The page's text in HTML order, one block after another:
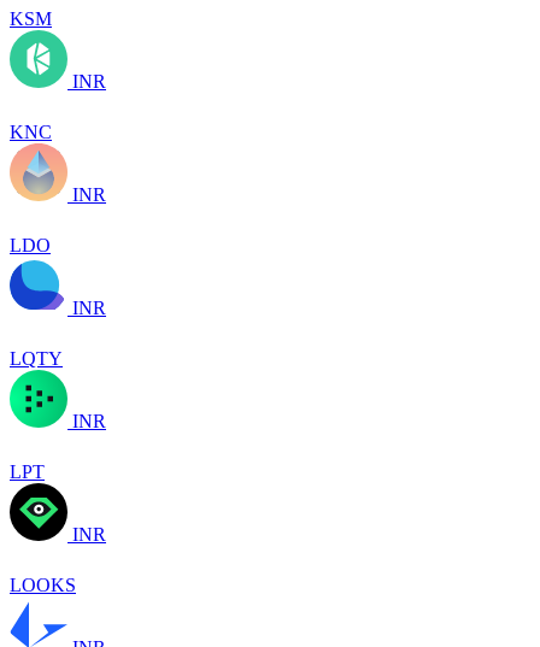
KSM
INR
KNC
INR
LDO
INR
LQTY
INR
LPT
INR
LOOKS